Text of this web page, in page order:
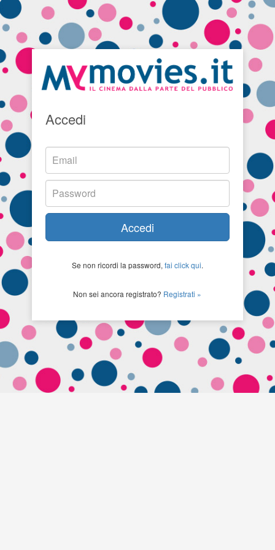
Accedi
Accedi
Se non ricordi la password, fai click qui.
Non sei ancora registrato? Registrati »